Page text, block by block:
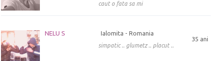
caut o fata sa mi
NELU S
35 ani
Ialomita - Romania
simpatic .. glumetz .. placut ..